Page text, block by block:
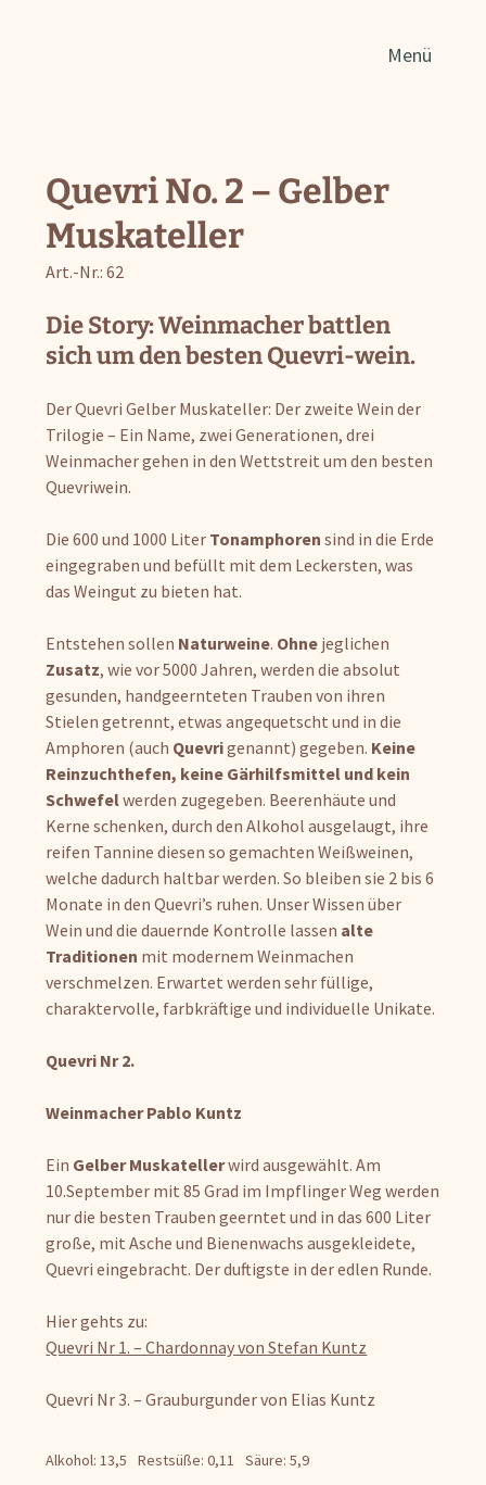
Menü
Quevri No. 2 – Gelber
Muskateller
Art.-Nr.: 62
Die Story: Weinmacher battlen
sich um den bestenQuevri-wein.
Der Quevri Gelber Muskateller: Der zweite Wein der
Trilogie – Ein Name, zwei Generationen, drei
Weinmacher gehen in den Wettstreit um den besten
Quevriwein.
Die 600 und 1000 Liter Tonamphoren sind in die Erde
eingegraben und befüllt mit dem Leckersten, was
das Weingut zu bieten hat.
Entstehen sollen Naturweine. Ohne jeglichen
Zusatz, wie vor 5000 Jahren, werden die absolut
gesunden, handgeernteten Trauben von ihren
Stielen getrennt, etwas angequetscht und in die
Amphoren (auch Quevrigenannt) gegeben. Keine
Reinzuchthefen, keine Gärhilfsmittel und kein
Schwefelwerden zugegeben. Beerenhäute und
Kerne schenken, durch den Alkohol ausgelaugt, ihre
reifen Tannine diesen so gemachten Weißweinen,
welche dadurch haltbar werden. So bleiben sie 2 bis 6
Monate in den Quevri’s ruhen. Unser Wissen über
Wein und die dauernde Kontrolle lassen alte
Traditionen mit modernem Weinmachen
verschmelzen. Erwartet werden sehr füllige,
charaktervolle, farbkräftige und individuelle Unikate.
Quevri Nr 2.
Weinmacher Pablo Kuntz
Ein Gelber Muskatellerwird ausgewählt. Am
10.September mit 85 Grad im Impflinger Weg werden
nur die besten Trauben geerntet und in das 600 Liter
große, mit Asche und Bienenwachs ausgekleidete,
Quevri eingebracht. Der duftigste in der edlen Runde.
Hier gehts zu:
Quevri Nr 1. – Chardonnay von Stefan Kuntz
Quevri Nr 3. – Grauburgunder von Elias Kuntz
Alkohol: 13,5 Restsüße: 0,11 Säure: 5,9